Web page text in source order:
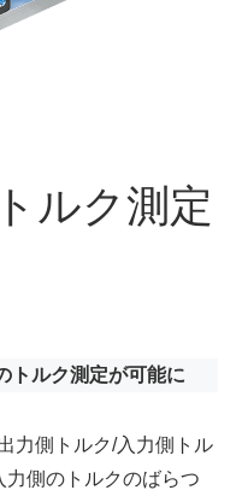
ルク測定
ルク測定が可能に
力側トルク/入力側トル
側のトルクのばらつ